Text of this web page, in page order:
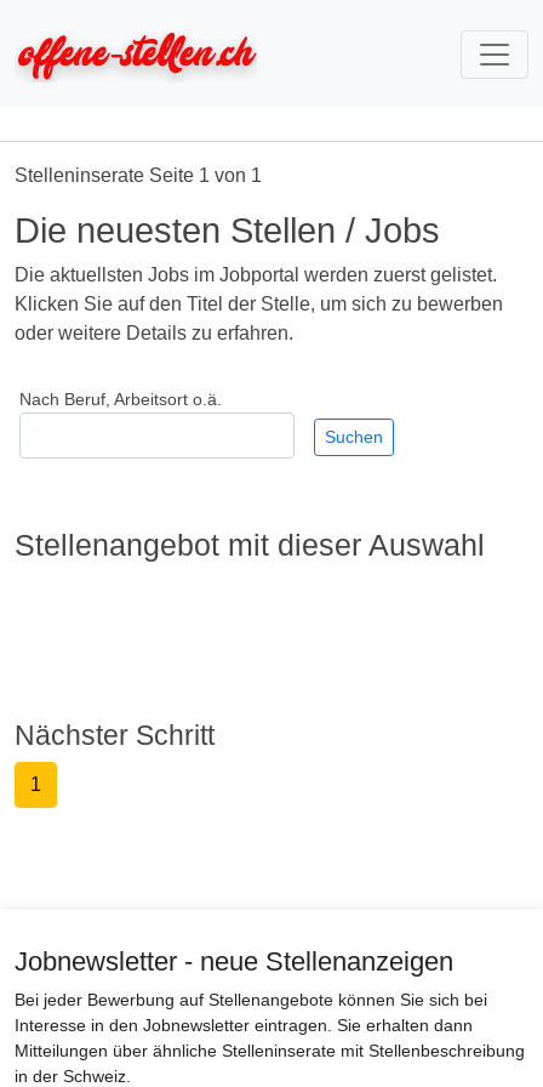
Stelleninserate Seite 1 von 1
Die neuesten Stellen / Jobs
Die aktuellsten Jobs im Jobportal werden zuerst gelistet.
Klicken Sie auf den Titel der Stelle, um sich zu bewerben
oder weitere Details zu erfahren.
Nach Beruf, Arbeitsort o.ä.
Stellenangebot mit dieser Auswahl
Nächster Schritt
1
Jobnewsletter - neue Stellenanzeigen
Bei jeder Bewerbung auf Stellenangebote können Sie sich bei
Interesse in den Jobnewsletter eintragen. Sie erhalten dann
Mitteilungen über ähnliche Stelleninserate mit Stellenbeschreibung
in der Schweiz.